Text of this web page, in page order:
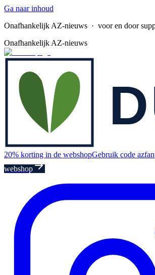
Ga naar inhoud
Onafhankelijk AZ-nieuws · voor en door
Onafhankelijk AZ-nieuws
20% korting in de webshopGebruik code
webshop